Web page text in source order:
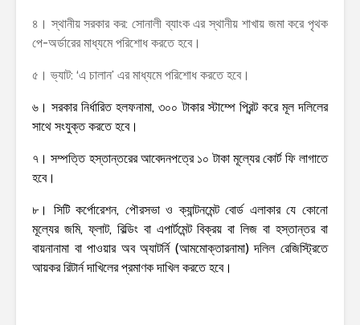
৪। স্থানীয় সরকার কর: সোনালী ব্যাংক এর স্থানীয় শাখায় জমা করে পৃথক
পে-অর্ডারের মাধ্যমে পরিশোধ করতে হবে।
৫। ভ্যাট: ‘এ চালান’ এর মাধ্যমে পরিশোধ করতে হবে।
৬। সরকার নির্ধারিত হলফনামা, ৩০০ টাকার স্টাম্পে প্রিন্ট করে মূল দলিলের
সাথে সংযুক্ত করতে হবে।
৭। সম্পত্তি হস্তান্তরের আবেদনপত্রে ১০ টাকা মূল্যের কোর্ট ফি লাগাতে
হবে।
৮। সিটি কর্পোরেশন, পৌরসভা ও ক্যান্টনমেন্ট বোর্ড এলাকার যে কোনো
মূল্যের জমি, ফ্লাট, বিল্ডিং বা এপার্টমেন্ট বিক্রয় বা লিজ বা হস্তান্তর বা
বায়নানামা বা পাওয়ার অব অ্যাটর্নি (আমমোক্তারনামা) দলিল রেজিস্ট্রিতে
আয়কর রিটার্ন দাখিলের প্রমাণক দাখিল করতে হবে।